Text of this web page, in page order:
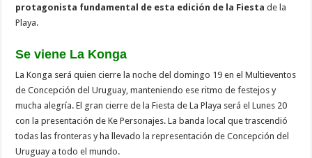
protagonista fundamental de esta edición de la Fiesta de la
Playa.
Se viene La Konga
La Konga será quien cierre la noche del domingo 19 en el Multieventos
de Concepción del Uruguay, manteniendo ese ritmo de festejos y
mucha alegría. El gran cierre de la Fiesta de La Playa será el Lunes 20
con la presentación de Ke Personajes. La banda local que trascendió
todas las fronteras y ha llevado la representación de Concepción del
Uruguay a todo el mundo.